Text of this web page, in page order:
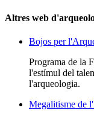
Altres web
Bojos per
Programa de la
l'estímul del
l'arqueologia.
Megalitisme de